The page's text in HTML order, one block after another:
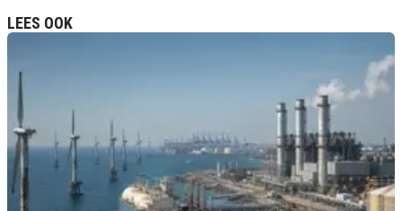
LEES OOK